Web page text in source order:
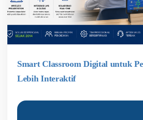
Smart Classroom Digital untuk
Lebih Interaktif